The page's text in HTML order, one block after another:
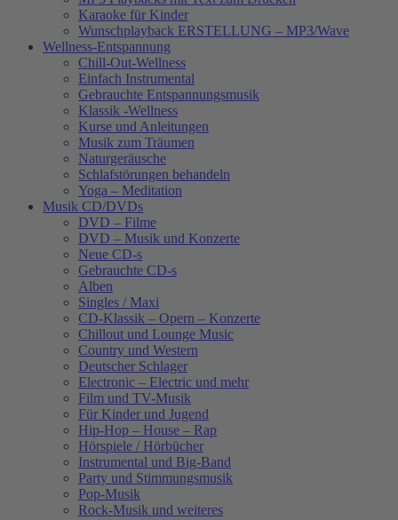
Karaoke für Kinder
Wunschplayback ERSTELLUNG – MP3/Wave
Wellness-Entspannung
Chill-Out-Wellness
Einfach Instrumental
Gebrauchte Entspannungsmusik
Klassik -Wellness
Kurse und Anleitungen
Musik zum Träumen
Naturgeräusche
Schlafstörungen behandeln
Yoga – Meditation
Musik CD/DVDs
DVD – Filme
DVD – Musik und Konzerte
Neue CD-s
Gebrauchte CD-s
Alben
Singles / Maxi
CD-Klassik – Opern – Konzerte
Chillout und Lounge Music
Country und Western
Deutscher Schlager
Electronic – Electric und mehr
Film und TV-Musik
Für Kinder und Jugend
Hip-Hop – House – Rap
Hörspiele / Hörbücher
Instrumental und Big-Band
Party und Stimmungsmusik
Pop-Musik
Rock-Musik und weiteres